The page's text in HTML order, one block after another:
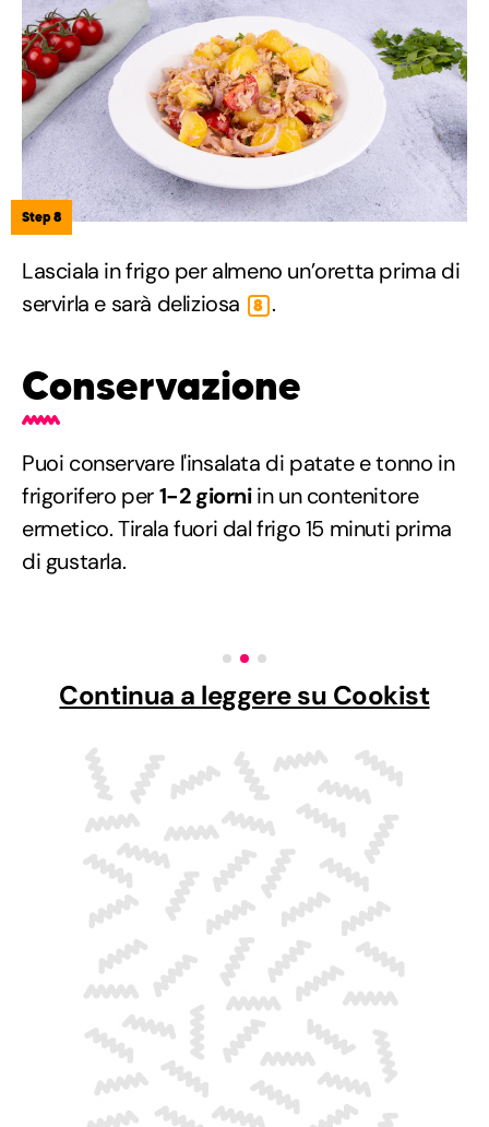
Step 8
Lasciala in frigo per almeno un’oretta prima di
servirla e sarà deliziosa
8 .
Conservazione
Puoi conservare l'insalata di patate e tonno in
frigorifero per1-2 giorniin un contenitore
ermetico. Tirala fuori dal frigo 15 minuti prima
di gustarla.
Continua a leggere su Cookist